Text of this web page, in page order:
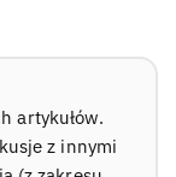
artykułów.
z innymi